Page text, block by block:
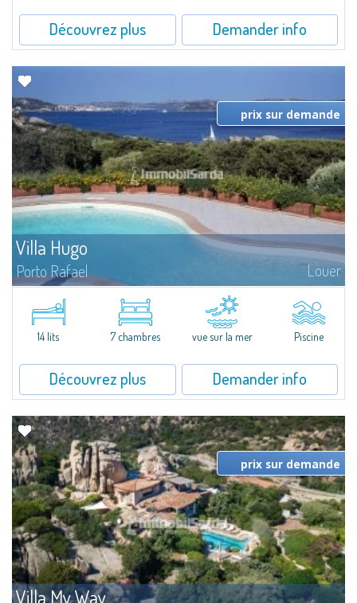
Découvrez plus Demander info
Villa Hugo
Porto Rafael Louer
Dans la pittoresque Porto Rafael, se dresse cette splendide propriété à
l'extraordinaire vue mer. Au cœur d'un merveilleux jardin de 5000 m² ,
Villa Hugo se...
prix sur demande
14 lits 7 chambres vue sur la mer Piscine
Découvrez plus Demander info
Villa My Way
prix sur demande